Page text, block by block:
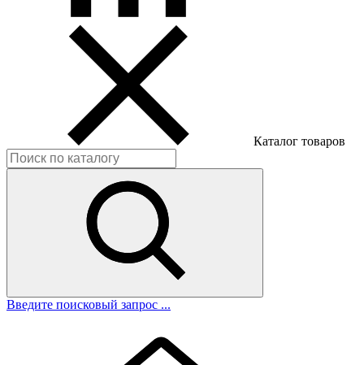
Каталог товаров
Введите поисковый запрос ...